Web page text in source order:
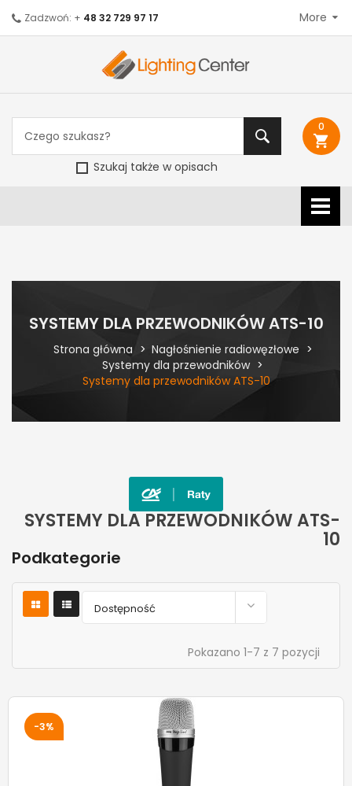
Szukaj także w opisach
0
shopping_cart
Zadzwoń: + 48 32 729 97 17 More
SYSTEMY DLA PRZEWODNIKÓW ATS-10
Strona główna
Nagłośnienie radiowęzłowe
Systemy dla przewodników
Systemy dla przewodników ATS-10
SYSTEMY DLA PRZEWODNIKÓW ATS-
10
Podkategorie
Dostępność 
Pokazano 1-7 z 7 pozycji
-3%